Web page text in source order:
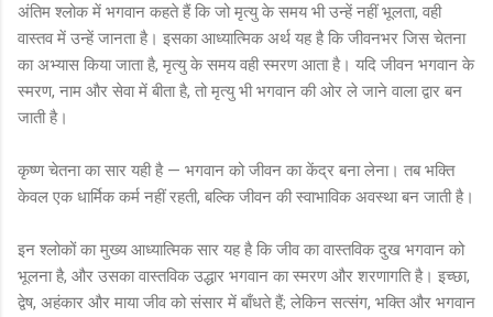
अंतिम श्लोक में भगवान कहते हैं कि जो मृत्यु के समय भी उन्हें नहीं भूलता, वही
वास्तव में उन्हें जानता है। इसका आध्यात्मिक अर्थ यह है कि जीवनभर जिस चेतना
का अभ्यास किया जाता है, मृत्यु के समय वही स्मरण आता है। यदि जीवन भगवान के
स्मरण, नाम और सेवा में बीता है, तो मृत्यु भी भगवान की ओर ले जाने वाला द्वार बन
जाती है।
कृष्ण चेतना का सार यही है — भगवान को जीवन का केंद्र बना लेना। तब भक्ति
केवल एक धार्मिक कर्म नहीं रहती, बल्कि जीवन की स्वाभाविक अवस्था बन जाती है।
इन श्लोकों का मुख्य आध्यात्मिक सार यह है कि जीव का वास्तविक दुख भगवान को
भूलना है, और उसका वास्तविक उद्धार भगवान का स्मरण और शरणागति है। इच्छा,
द्वेष, अहंकार और माया जीव को संसार में बाँधते हैं; लेकिन सत्संग, भक्ति और भगवान